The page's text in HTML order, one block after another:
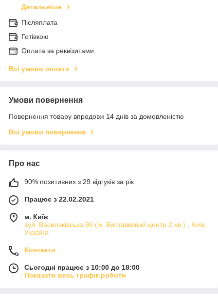
Детальніше
Післяплата
Готівкою
Оплата за реквізитами
Всі умови оплати
Умови повернення
Повернення товару впродовж 14 днів за домовленістю
Всі умови повернення
Про нас
90% позитивних з 29 відгуків за рік
Працює з 22.02.2021
м. Київ
вул. Васильківська 96 (м. Виставковий центр 2 хв.) , Київ,
Україна
Контакти
Сьогодні працює з 10:00 до 18:00
Показати весь графік роботи